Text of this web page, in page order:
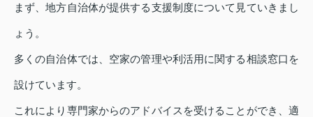
まず、地方自治体が提供する支援制度について見ていきまし
ょう。
多くの自治体では、空家の管理や利活用に関する相談窓口を
設けています。
これにより専門家からのアドバイスを受けることができ、適